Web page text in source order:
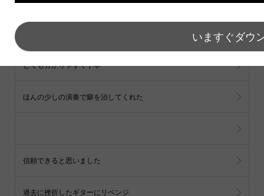
その他の声
とても分かりやすく丁寧
ほんの少しの演奏で癖を治してくれた
信頼できると思いました
過去に挫折したギターにリベンジ
いますぐダウ